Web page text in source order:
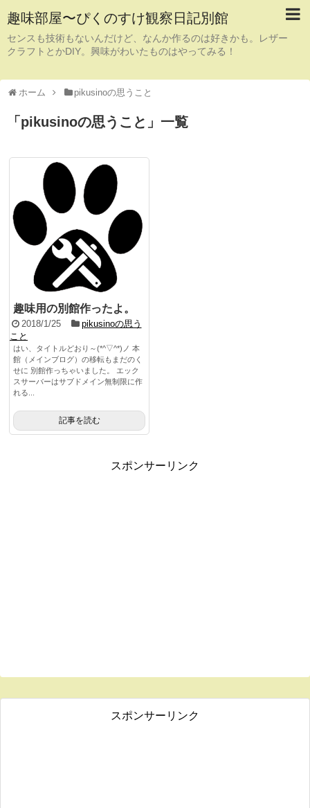
趣味部屋〜ぴくのすけ観察日記別館
センスも技術もないんだけど、なんか作るのは好きかも。レザー
クラフトとかDIY。興味がわいたものはやってみる！
ホーム pikusinoの思うこと
「 pikusinoの思うこと 」 一覧
趣味用の別館作ったよ。
2018/1/25
pikusinoの思う
こと
はい、タイトルどおり～(*^▽^*)ノ 本
館（メインブログ）の移転もまだのく
せに 別館作っちゃいました。 エック
スサーバーはサブドメイン無制限に作
れる...
記事を読む
スポンサーリンク
スポンサーリンク